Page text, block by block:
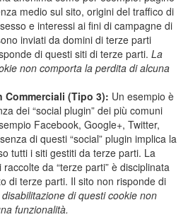
medio sul sito, origini del traffico di
e interessi ai fini di campagne di
inviati da domini di terze parti
di questi siti di terze parti. La
non comporta la perdita di alcuna
Commerciali (Tipo 3): Un esempio è
dei “social plugin” dei più comuni
Facebook, Google+, Twitter,
di questi “social” plugin implica la
tutti i siti gestiti da terze parti. La
da “terze parti” è disciplinata
di terze parti. Il sito non risponde di
di questi cookie non
funzionalità.